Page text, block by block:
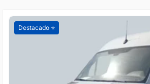
Destacado ⭐️